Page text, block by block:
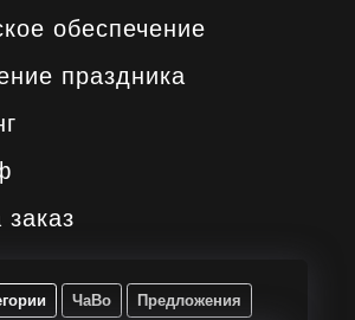
обеспечение
праздника
ЧаВо Предложения